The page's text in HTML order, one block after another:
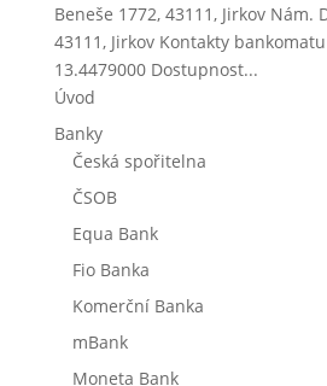
Beneše 1772, 43111, Jirkov Nám.
43111, Jirkov Kontakty
13.4479000 Dostupnost...
Úvod
Banky
Česká spořitelna
ČSOB
Equa Bank
Fio Banka
Komerční Banka
mBank
Moneta Bank